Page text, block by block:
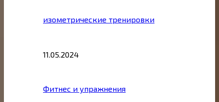
изометрические тренировки
11.05.2024
Фитнес и упражнения